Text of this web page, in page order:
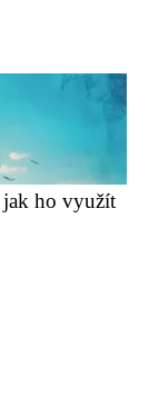
jak ho využít